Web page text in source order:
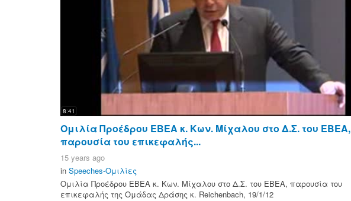
8:41
Ομιλία Προέδρου ΕΒΕΑ κ. Κων. Μίχαλου στο Δ.Σ. του ΕΒΕΑ,
παρουσία του επικεφαλής...
15 years ago
in Speeches-Ομιλίες
Ομιλία Προέδρου ΕΒΕΑ κ. Κων. Μίχαλου στο Δ.Σ. του ΕΒΕΑ, παρουσία του
επικεφαλής της Ομάδας Δράσης κ. Reichenbach, 19/1/12